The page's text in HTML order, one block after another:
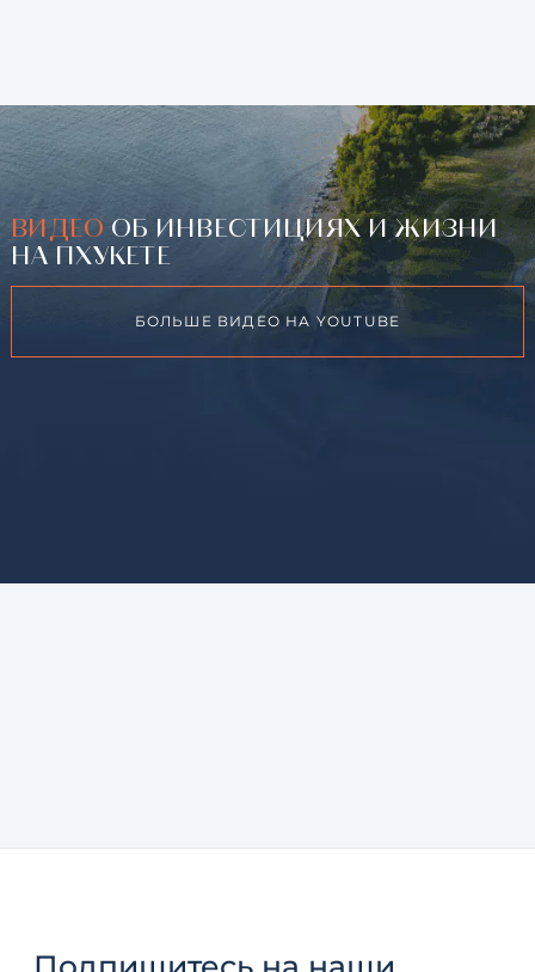
ВИДЕО ОБ ИНВЕСТИЦИЯХ И ЖИЗНИ
НА ПХУКЕТЕ
БОЛЬШЕ ВИДЕО НА YOUTUBE